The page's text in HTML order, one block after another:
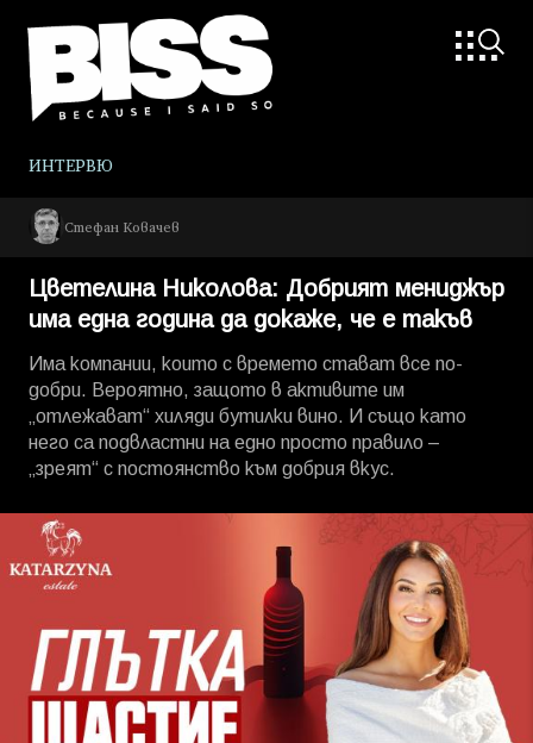
ИНТЕРВЮ
Стефан Ковачев
Цветелина Николова: Добрият мениджър
има една година да докаже, че е такъв
Има компании, които с времето стават все по-
добри. Вероятно, защото в активите им
„отлежават“ хиляди бутилки вино. И също като
него са подвластни на едно просто правило –
„зреят“ с постоянство към добрия вкус.